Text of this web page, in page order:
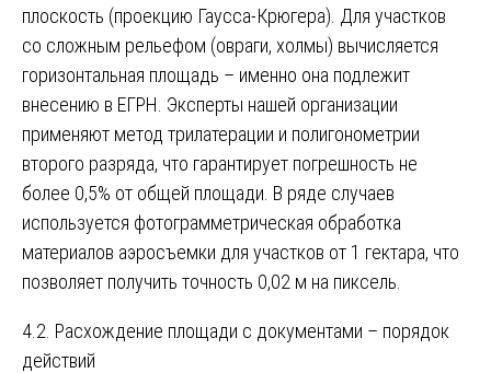
плоскость (проекцию Гаусса-Крюгера). Для участков
со сложным рельефом (овраги, холмы) вычисляется
горизонтальная площадь – именно она подлежит
внесению в ЕГРН. Эксперты нашей организации
применяют метод трилатерации и полигонометрии
второго разряда, что гарантирует погрешность не
более 0,5% от общей площади. В ряде случаев
используется фотограмметрическая обработка
материалов аэросъемки для участков от 1 гектара, что
позволяет получить точность 0,02 м на пиксель.
4.2. Расхождение площади с документами – порядок
действий